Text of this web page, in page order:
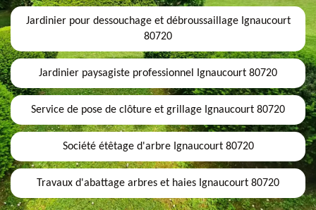
Jardinier pour dessouchage et débroussaillage Ignaucourt
80720
Jardinier paysagiste professionnel Ignaucourt 80720
Service de pose de clôture et grillage Ignaucourt 80720
Société étêtage d'arbre Ignaucourt 80720
Travaux d'abattage arbres et haies Ignaucourt 80720